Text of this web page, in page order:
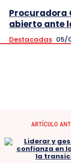
Procuradora
abierto ante
Destacadas 05/
ARTÍCULO